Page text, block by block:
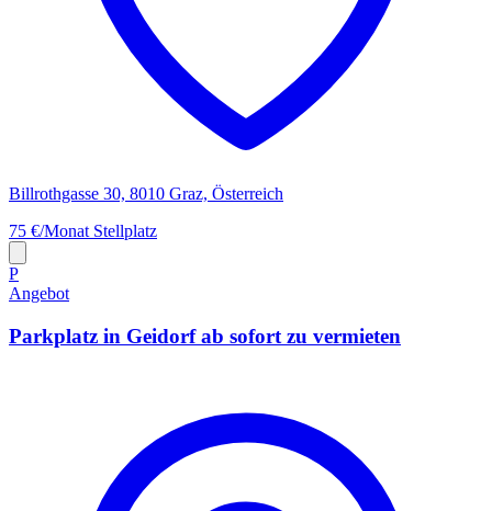
Billrothgasse 30, 8010 Graz, Österreich
75 €/Monat Stellplatz
P
Angebot
Parkplatz in Geidorf ab sofort zu vermieten